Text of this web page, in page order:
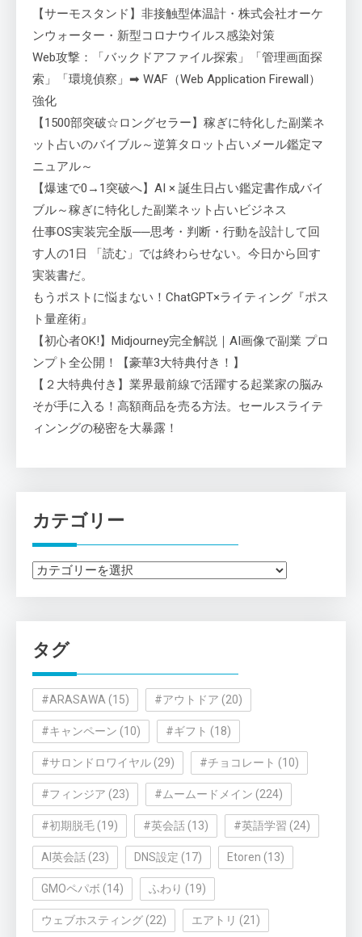
【サーモスタンド】非接触型体温計・株式会社オーケ
ンウォーター・新型コロナウイルス感染対策
Web攻撃：「バックドアファイル探索」「管理画面探
索」「環境偵察」➡ WAF（Web Application Firewall）
強化
【1500部突破☆ロングセラー】稼ぎに特化した副業ネ
ット占いのバイブル～逆算タロット占いメール鑑定マ
ニュアル～
【爆速で0→1突破へ】AI × 誕生日占い鑑定書作成バイ
ブル～稼ぎに特化した副業ネット占いビジネス
仕事OS実装完全版──思考・判断・行動を設計して回
す人の1日 「読む」では終わらせない。今日から回す
実装書だ。
もうポストに悩まない！ChatGPT×ライティング『ポス
ト量産術』
【初心者OK!】Midjourney完全解説｜AI画像で副業 プロ
ンプト全公開！【豪華3大特典付き！】
【２大特典付き】業界最前線で活躍する起業家の脳み
そが手に入る！高額商品を売る方法。セールスライテ
ィンングの秘密を大暴露！
カテゴリー
カ
ー
タグ
#ARASAWA (15) #アウトドア (20)
#キャンペーン (10) #ギフト (18)
#サロンドロワイヤル (29) #チョコレート (10)
#フィンジア (23) #ムームードメイン (224)
#初期脱毛 (19) #英会話 (13) #英語学習 (24)
AI英会話 (23) DNS設定 (17) Etoren (13)
GMOペパボ (14) ふわり (19)
ウェブホスティング (22) エアトリ (21)